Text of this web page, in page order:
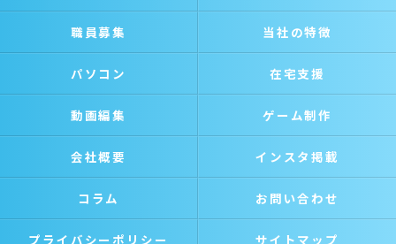
職員募集 当社の特徴
パソコン 在宅支援
動画編集 ゲーム制作
会社概要 インスタ掲載
コラム お問い合わせ
プライバシーポリシー サイトマップ